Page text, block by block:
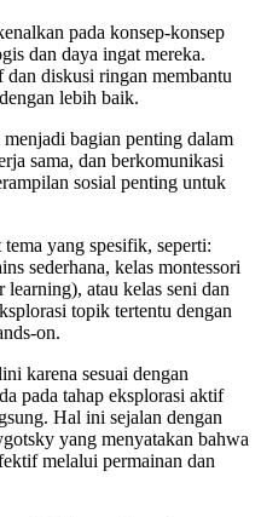
pada konsep-konsep
dan daya ingat mereka.
diskusi ringan membantu
lebih baik.
bagian penting dalam
sama, dan berkomunikasi
sosial penting untuk
yang spesifik, seperti:
sederhana, kelas montessori
atau kelas seni dan
topik tertentu dengan
on.
karena sesuai dengan
pada tahap eksplorasi aktif
Hal ini sejalan dengan
yang menyatakan bahwa
melalui permainan dan